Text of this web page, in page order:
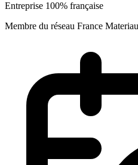
Entreprise 100% française
Membre du réseau France